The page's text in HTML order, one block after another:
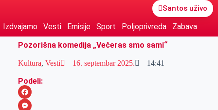
Santos uživo
Izdvajamo Vesti Emisije Sport Poljoprivreda
Zabava
Pozorišna komedija „Večeras smo sami“
Kultura, Vesti 16. septembar 2025. 14:41
Podeli:
F